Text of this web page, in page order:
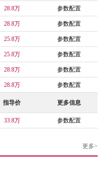
28.8万 参数配置
28.8万 参数配置
25.8万 参数配置
25.8万 参数配置
28.8万 参数配置
28.8万 参数配置
指导价 更多信息
33.8万 参数配置
更多>